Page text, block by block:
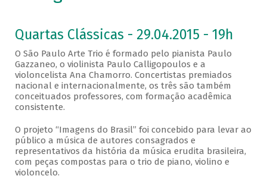
Quartas Clássicas - 29.04.2015 - 19h
O São Paulo Arte Trio é formado pelo pianista Paulo
Gazzaneo, o violinista Paulo Calligopoulos e a
violoncelista Ana Chamorro. Concertistas premiados
nacional e internacionalmente, os três são também
conceituados professores, com formação acadêmica
consistente.
O projeto “Imagens do Brasil” foi concebido para levar ao
público a música de autores consagrados e
representativos da história da música erudita brasileira,
com peças compostas para o trio de piano, violino e
violoncelo.